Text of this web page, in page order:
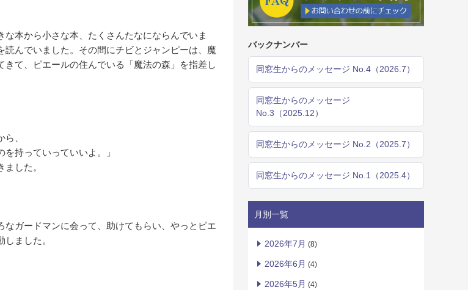
本から小さな本、たくさんたなにならんでいま
んでいました。その間にチビとジャンピーは、魔
て、ピエールの住んでいる「魔法の森」を指差し
、
持っていっていいよ。」
した。
ガードマンに会って、助けてもらい、やっとピエ
ました。
バックナンバー
同窓生からのメッセージ No.4（2026.7）
同窓生からのメッセージ
No.3（2025.12）
同窓生からのメッセージ No.2（2025.7）
同窓生からのメッセージ No.1（2025.4）
月別一覧
2026年7月 (8)
2026年6月 (4)
2026年5月 (4)